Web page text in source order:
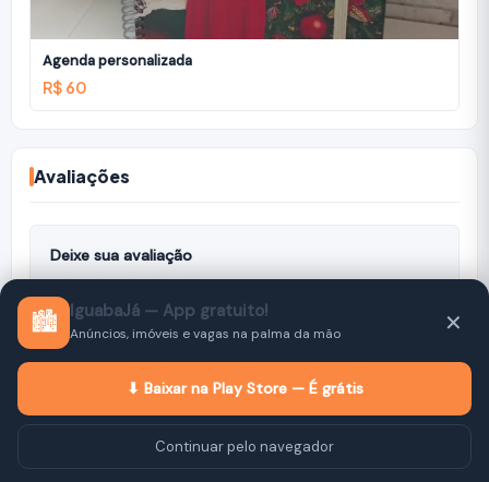
Agenda personalizada
R$ 60
Avaliações
Deixe sua avaliação
Nenhuma avaliação ainda. Seja o primeiro a avaliar!
🏙️ IguabaJá — App gratuito!
Anúncios, imóveis e vagas na palma da mão ✕
⬇ Baixar na Play Store — É grátis
Continuar pelo navegador